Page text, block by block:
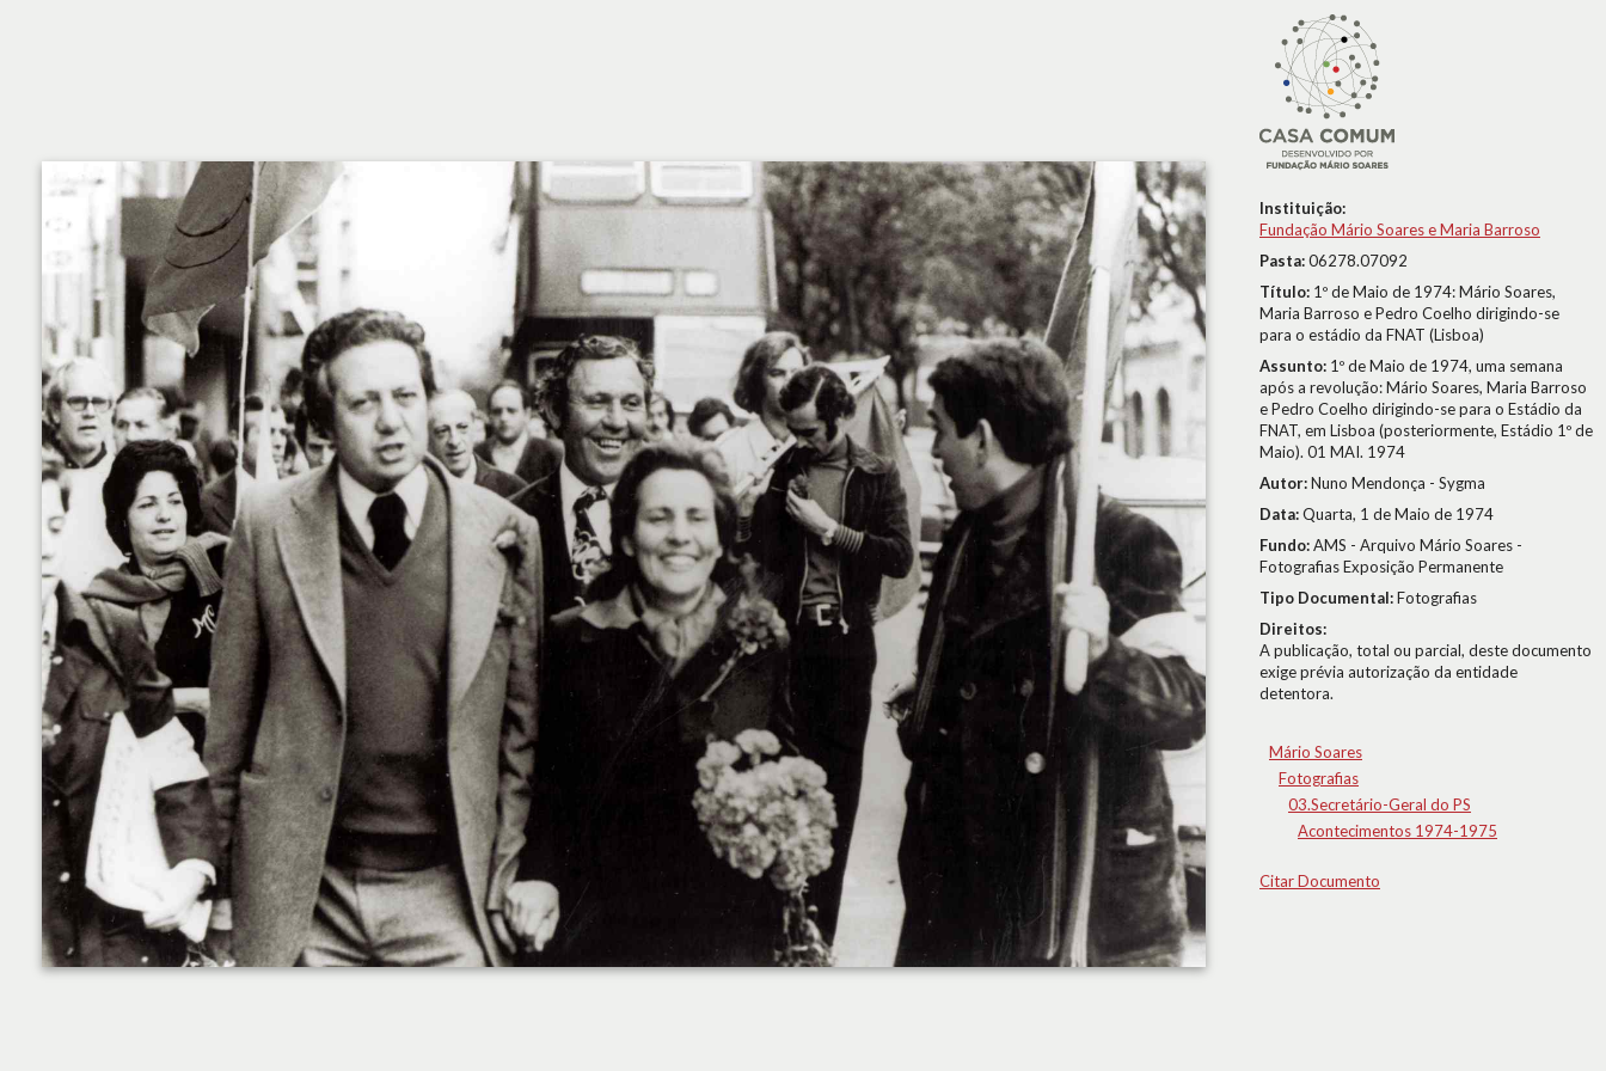
Instituição:
Fundação Mário Soares e Maria Barroso
Pasta:06278.07092
Título: 1º de Maio de 1974: Mário Soares,
Maria Barroso e Pedro Coelho dirigindo-se
para o estádio da FNAT (Lisboa)
Assunto: 1º de Maio de 1974, uma semana
após a revolução: Mário Soares, Maria Barroso
e Pedro Coelho dirigindo-se para o Estádio da
FNAT, em Lisboa (posteriormente, Estádio 1º de
Maio). 01 MAI. 1974
Autor:Nuno Mendonça - Sygma
Data:Quarta, 1 de Maio de 1974
Fundo:AMS - Arquivo Mário Soares -
Fotografias Exposição Permanente
Tipo Documental:Fotografias
Direitos:
A publicação, total ou parcial, deste documento
exige prévia autorização da entidade
detentora.
Mário Soares
Fotografias
03.Secretário-Geral do PS
Acontecimentos 1974-1975
Citar Documento